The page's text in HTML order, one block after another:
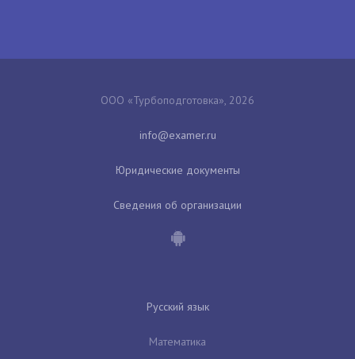
ООО «Турбоподготовка», 2026
Юридические документы
Сведения об организации
Русский язык
Математика